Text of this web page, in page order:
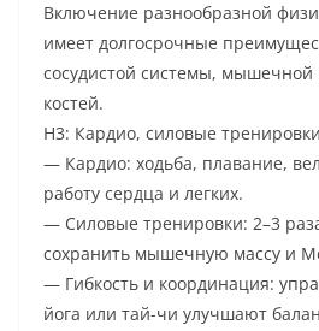
Включение разнообразной
имеет долгосрочные
сосудистой системы, мышечной
костей.
H3: Кардио, силовые
— Кардио: ходьба, плавание,
работу сердца и легких.
— Силовые тренировки: 2–3
сохранить мышечную массу и
— Гибкость и координация:
йога или тай-чи улучшают